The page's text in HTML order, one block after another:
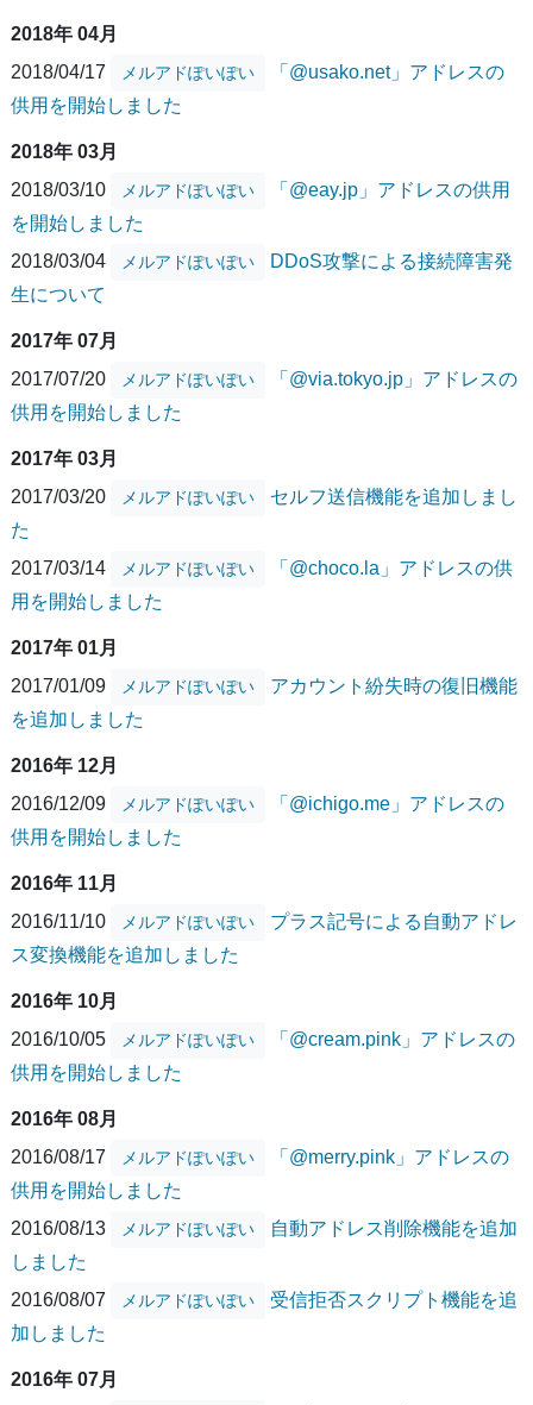
2018年 04月
2018/04/17
メルアドぽいぽい
「@usako.net」アドレスの
供用を開始しました
2018年 03月
2018/03/10
メルアドぽいぽい
「@eay.jp」アドレスの供用
を開始しました
2018/03/04
メルアドぽいぽい
DDoS攻撃による接続障害発
生について
2017年 07月
2017/07/20
メルアドぽいぽい
「@via.tokyo.jp」アドレスの
供用を開始しました
2017年 03月
2017/03/20
メルアドぽいぽい
セルフ送信機能を追加しまし
た
2017/03/14
メルアドぽいぽい
「@choco.la」アドレスの供
用を開始しました
2017年 01月
2017/01/09
メルアドぽいぽい
アカウント紛失時の復旧機能
を追加しました
2016年 12月
2016/12/09
メルアドぽいぽい
「@ichigo.me」アドレスの
供用を開始しました
2016年 11月
2016/11/10
メルアドぽいぽい
プラス記号による自動アドレ
ス変換機能を追加しました
2016年 10月
2016/10/05
メルアドぽいぽい
「@cream.pink」アドレスの
供用を開始しました
2016年 08月
2016/08/17
メルアドぽいぽい
「@merry.pink」アドレスの
供用を開始しました
2016/08/13
メルアドぽいぽい
自動アドレス削除機能を追加
しました
2016/08/07
メルアドぽいぽい
受信拒否スクリプト機能を追
加しました
2016年 07月